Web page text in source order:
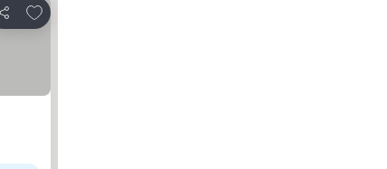
Partilhar
Adicionar aos favoritos